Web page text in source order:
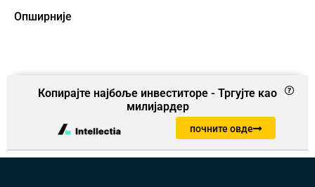
Опширније
Копирајте најбоље инвеститоре - Тргујте као
милијардер
почните овде